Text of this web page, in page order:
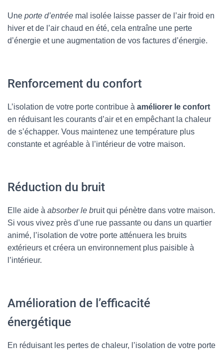
Une porte d’entrée mal isolée laisse passer de l’air froid en
hiver et de l’air chaud en été, cela entraîne une perte
d’énergie et une augmentation de vos factures d’énergie.
Renforcement du confort
L’isolation de votre porte contribue à améliorer le confort
en réduisant les courants d’air et en empêchant la chaleur
de s’échapper. Vous maintenez une température plus
constante et agréable à l’intérieur de votre maison.
Réduction du bruit
Elle aide à absorber le bruit qui pénètre dans votre maison.
Si vous vivez près d’une rue passante ou dans un quartier
animé, l’isolation de votre porte atténuera les bruits
extérieurs et créera un environnement plus paisible à
l’intérieur.
Amélioration de l’efficacité
énergétique
En réduisant les pertes de chaleur, l’isolation de votre porte